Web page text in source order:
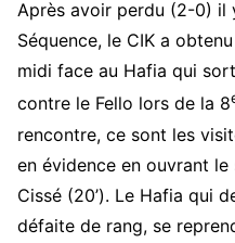
Après avoir perdu (2-0) il
Séquence, le CIK a
midi face au Hafia qui
contre le Fello lors de la 8
rencontre, ce sont les
en évidence en ouvrant
Cissé (20’). Le Hafia qui
défaite de rang, se